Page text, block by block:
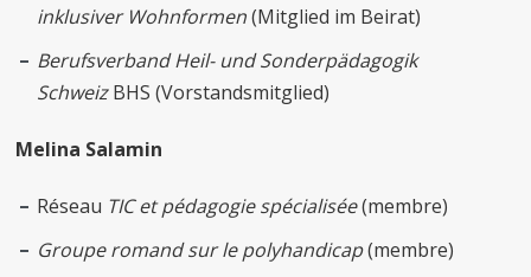
inklusiver Wohnformen(Mitglied im Beirat)
Berufsverband Heil- und Sonderpädagogik
SchweizBHS (Vorstandsmitglied)
Melina Salamin
Réseau TIC et pédagogie spécialisée(membre)
Groupe romand sur le polyhandicap(membre)